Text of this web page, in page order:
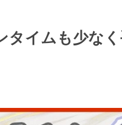
タイムも少な